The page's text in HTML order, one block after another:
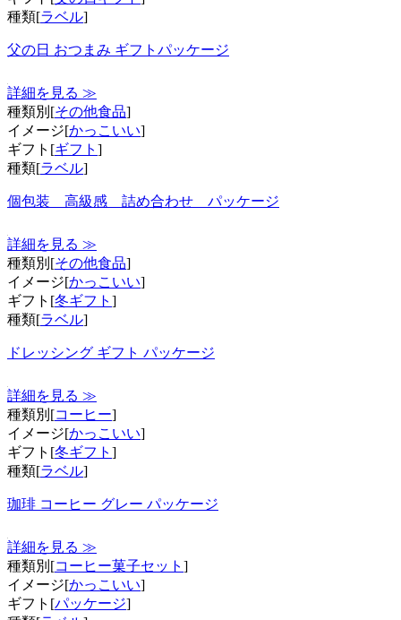
種類[ラベル]
父の日 おつまみ ギフトパッケージ
詳細を見る ≫
種類別[その他食品]
イメージ[かっこいい]
ギフト[ギフト ]
種類[ラベル]
個包装 高級感 詰め合わせ パッケージ
詳細を見る ≫
種類別[その他食品]
イメージ[かっこいい]
ギフト[冬ギフト ]
種類[ラベル]
ドレッシング ギフト パッケージ
詳細を見る ≫
種類別[コーヒー]
イメージ[かっこいい]
ギフト[冬ギフト ]
種類[ラベル]
珈琲 コーヒー グレー パッケージ
詳細を見る ≫
種類別[コーヒー菓子セット ]
イメージ[かっこいい]
ギフト[パッケージ]